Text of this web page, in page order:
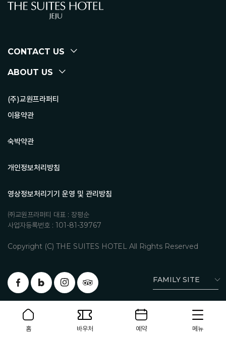
홈 바우처 예약 메뉴
CONTACT US
ABOUT US
(주)교원프라퍼티
이용약관
숙박약관
개인정보처리방침
영상정보처리기기 운영 및 관리방침
㈜교원프라퍼티 대표 : 장평순
사업자등록번호 : 101-81-39767
Copyright (C) THE SUITES HOTEL All Rights Reserved
FAMILY SITE